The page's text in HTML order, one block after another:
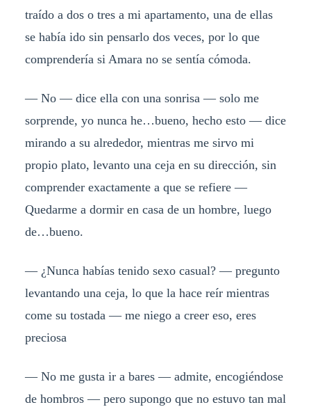
traído a dos o tres a mi apartamento, una de ellas
se había ido sin pensarlo dos veces, por lo que
comprendería si Amara no se sentía cómoda.
— No — dice ella con una sonrisa — solo me
sorprende, yo nunca he…bueno, hecho esto — dice
mirando a su alrededor, mientras me sirvo mi
propio plato, levanto una ceja en su dirección, sin
comprender exactamente a que se refiere —
Quedarme a dormir en casa de un hombre, luego
de…bueno.
— ¿Nunca habías tenido sexo casual? — pregunto
levantando una ceja, lo que la hace reír mientras
come su tostada — me niego a creer eso, eres
preciosa
— No me gusta ir a bares — admite, encogiéndose
de hombros — pero supongo que no estuvo tan mal